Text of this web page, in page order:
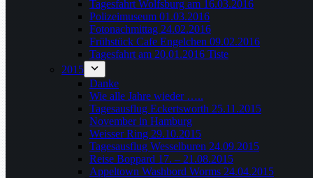
Tagesfahrt Wolfsburg am 16.03.2016
Polizeimuseum 01.03.2016
Fotonachmittag 24.02.2016
Frühstück Cafe Engelchen 09.02.2016
Tagesfahrt am 20.01.2016 Tiste
2015
Danke
Wie alle Jahre wieder …..
Tagesausflug Eckertsworth 25.11.2015
November in Hamburg
Weisser Ring 29.10.2015
Tagesausflug Wesselburen 24.09.2015
Reise Boppard 17. – 21.08.2015
Appeltown Washbord Worms 24.04.2015